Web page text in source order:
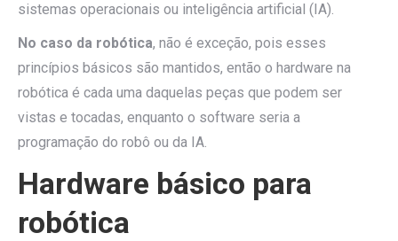
sistemas operacionais ou inteligência artificial (IA).
No caso da robótica, não é exceção, pois esses
princípios básicos são mantidos, então o hardware na
robótica é cada uma daquelas peças que podem ser
vistas e tocadas, enquanto o software seria a
programação do robô ou da IA.
Hardware básico para
robótica